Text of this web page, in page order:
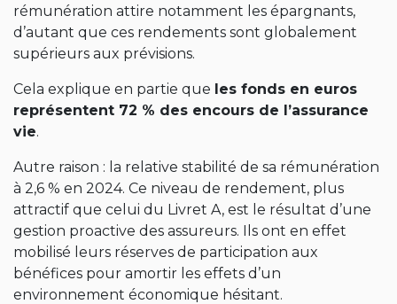
rémunération attire notamment les épargnants,
d’autant que ces rendements sont globalement
supérieurs aux prévisions.
Cela explique en partie que les fonds en euros
représentent 72 % des encours de l’assurance
vie.
Autre raison : la relative stabilité de sa rémunération
à 2,6 % en 2024. Ce niveau de rendement, plus
attractif que celui du Livret A, est le résultat d’une
gestion proactive des assureurs. Ils ont en effet
mobilisé leurs réserves de participation aux
bénéfices pour amortir les effets d’un
environnement économique hésitant.